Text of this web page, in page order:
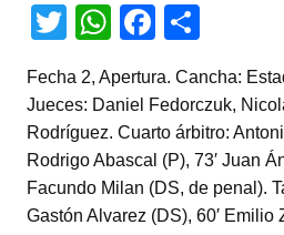
T
tt
er
W
at
s
A
p
F
c
e
b
o
m
p
ar
tir
Fecha 2, Apertura. Cancha:
Jueces: Daniel Fedorczuk,
Rodríguez. Cuarto árbitro:
Rodrigo Abascal (P), 73′ Juan
Facundo Milan (DS, de penal).
Gastón Alvarez (DS), 60′ Emilio